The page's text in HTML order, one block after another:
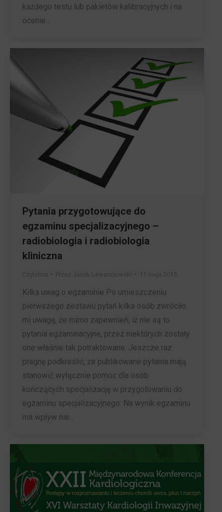
każdego testu lub pakietów kalibracyjnych i na
ocenie…
Pytania przygotowujące do
egzaminu specjalizacyjnego –
radiobiologia i radiobiologia
kliniczna
Kilka uwag o egzaminie Po umieszczeniu
pierwszego zestawu pytań kilka osób zwróciło
mi uwagę, że mimo zapewnień, iż nie są to
pytania egzaminacyjne, przez niektórych zostały
one właśnie tak potraktowane. Jeszcze raz
pragnę podkreślić, że publikowane pytania mają
stanowić wyłącznie pomoc dla osób
kończących specjalizację w przygotowaniu do
egzaminu specjalizacyjnego. Na wynik egzaminu
ma wpływ nie…